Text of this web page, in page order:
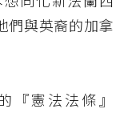
們與英裔的加拿
『憲法法條』